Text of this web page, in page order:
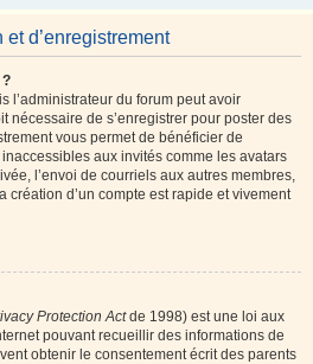
d’enregistrement
?
l’administrateur du forum peut avoir
nécessaire de s’enregistrer pour poster des
vous permet de bénéficier de
aux invités comme les avatars
l’envoi de courriels aux autres membres,
création d’un compte est rapide et vivement
Protection Actde 1998) est une loi aux
pouvant recueillir des informations de
obtenir le consentement écrit des parents